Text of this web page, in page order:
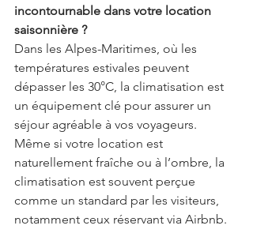
incontournable dans votre location
saisonnière ?
Dans les Alpes-Maritimes, où les
températures estivales peuvent
dépasser les 30°C, la climatisation est
un équipement clé pour assurer un
séjour agréable à vos voyageurs.
Même si votre location est
naturellement fraîche ou à l’ombre, la
climatisation est souvent perçue
comme un standard par les visiteurs,
notamment ceux réservant via Airbnb.